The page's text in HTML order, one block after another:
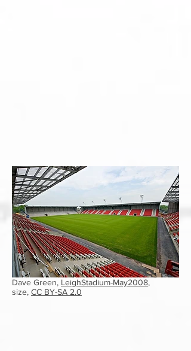
Dave Green, LeighStadium-May2008,
size, CC BY-SA 2.0